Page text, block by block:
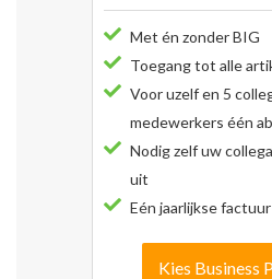
Met én zonder BIG
Toegang tot alle
Voor uzelf en 5
medewerkers één
Nodig zelf uw
uit
Eén jaarlijkse factuur
Kies Business